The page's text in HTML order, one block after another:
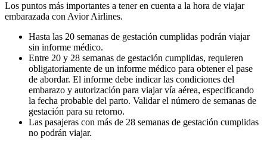
Los puntos más importantes a tener en cuenta a la hora de viajar
embarazada con Avior Airlines­.
Hasta las 20 semanas de gestación cumplidas podrán viajar
sin informe médico.
Entre 20 y 28 semanas de gestación cumplidas, requieren
obligatoriamente de un informe médico para obtener el pase
de abordar. El informe debe indicar las condiciones del
embarazo y autorización para viajar vía aérea, especificando
la fecha probable del parto. Validar el número de semanas de
gestación para su retorno.
Las pasajeras con más de 28 semanas de gestación cumplidas
no podrán viajar.